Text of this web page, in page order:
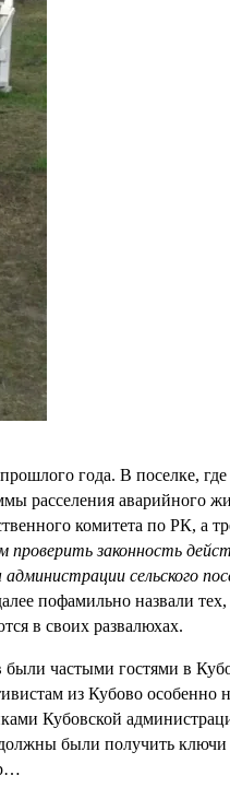
года. В поселке,
расселения аварийного
комитета по РК, а
законность
сельского
пофамильно назвали
в своих развалюхах.
частыми гостями в
из Кубово особенно
Кубовской
были получить